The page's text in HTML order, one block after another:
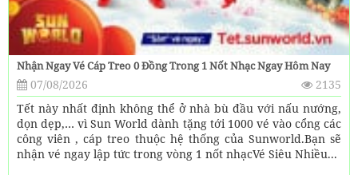
Nhận Ngay Vé Cáp Treo 0 Đồng Trong 1 Nốt Nhạc Ngay Hôm Nay
07/08/2026
2135
Tết này nhất định không thể ở nhà bù đầu với nấu nướng,
dọn dẹp,… vì Sun World dành tặng tới 1000 vé vào cổng các
công viên , cáp treo thuộc hệ thống của Sunworld.Bạn sẽ
nhận vé ngay lập tức trong vòng 1 nốt nhạcVé Siêu Nhiều...